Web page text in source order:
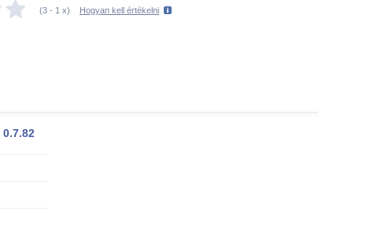
(3 - 1 x) Hogyan kell értékelni
0.7.82